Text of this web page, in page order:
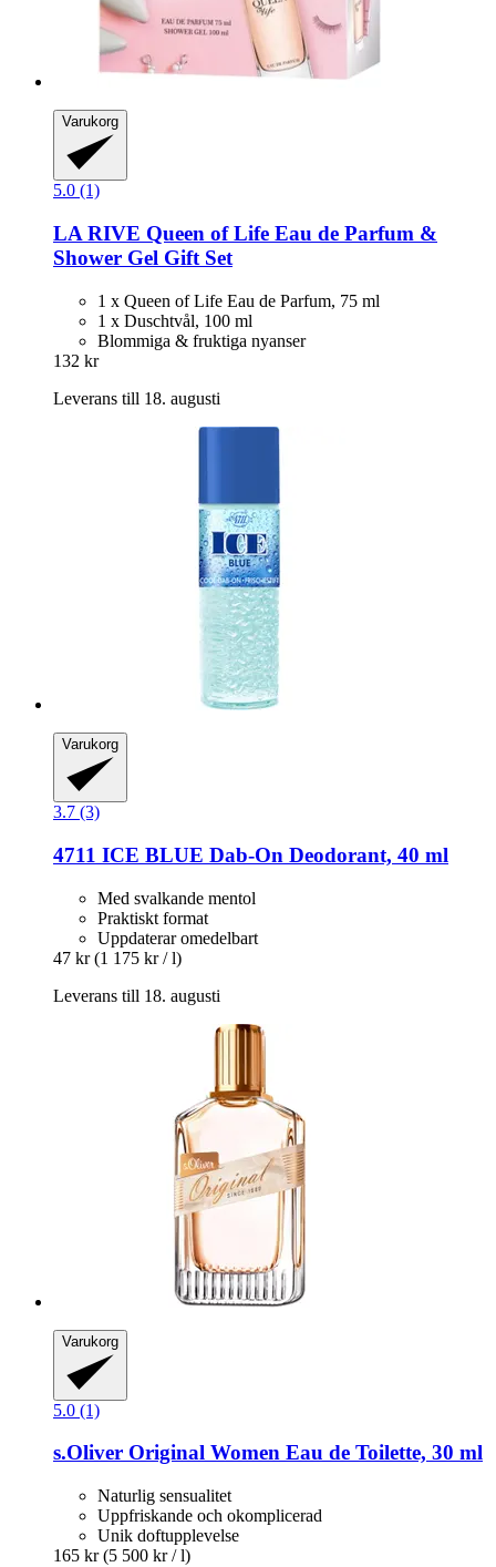
Varukorg
5.0 (1)
LA RIVE Queen of Life Eau de Parfum &
Shower Gel Gift Set
1 x Queen of Life Eau de Parfum, 75 ml
1 x Duschtvål, 100 ml
Blommiga & fruktiga nyanser
132 kr
Leverans till 18. augusti
Varukorg
3.7 (3)
4711 ICE BLUE Dab-​On Deodorant, 40 ml
Med svalkande mentol
Praktiskt format
Uppdaterar omedelbart
47 kr (1 175 kr / l)
Leverans till 18. augusti
Varukorg
5.0 (1)
s.Oliver Original Women Eau de Toilette, 30 ml
Naturlig sensualitet
Uppfriskande och okomplicerad
Unik doftupplevelse
165 kr (5 500 kr / l)